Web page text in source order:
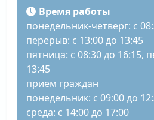
Время работы
понедельник-четверг: с
перерыв: с 13:00 до 13:45
пятница: с 08:30 до 16:15,
13:45
прием граждан
понедельник: с 09:00 до
среда: с 14:00 до 17:00